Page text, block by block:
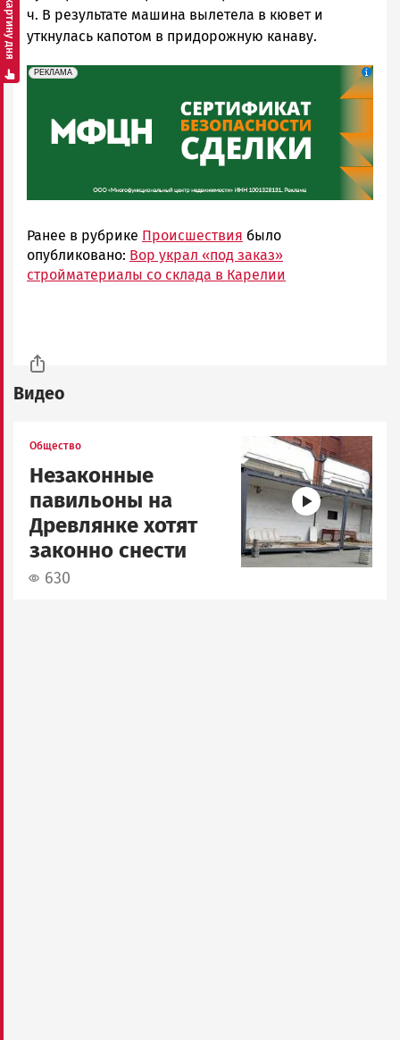
ч. В результате машина вылетела в кювет и
уткнулась капотом в придорожную канаву.
erid: 2SDnjeH4Mf4
РЕКЛАМА
Реклама
Ранее в рубрике Происшествия было
опубликовано: Вор украл «под заказ»
стройматериалы со склада в Карелии
Видео
Общество
Незаконные
павильоны на
Древлянке хотят
законно снести
630
Image